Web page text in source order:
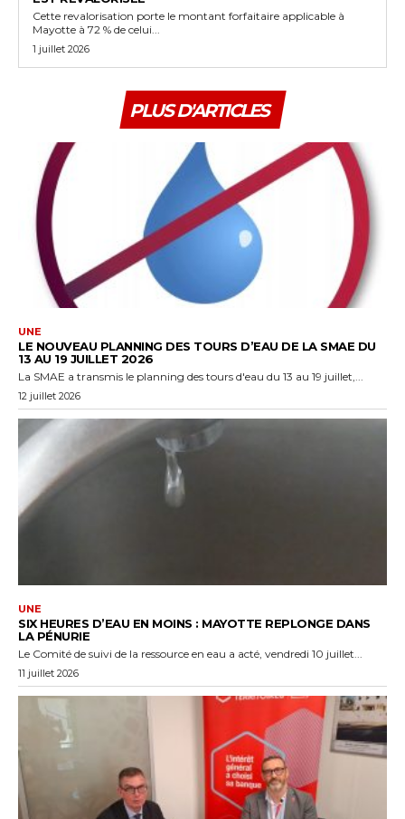
Cette revalorisation porte le montant forfaitaire applicable à
Mayotte à 72 % de celui...
1 juillet 2026
PLUS D'ARTICLES
UNE
LE NOUVEAU PLANNING DES TOURS D’EAU DE LA SMAE DU
13 AU 19 JUILLET 2026
La SMAE a transmis le planning des tours d'eau du 13 au 19 juillet,...
12 juillet 2026
UNE
SIX HEURES D’EAU EN MOINS : MAYOTTE REPLONGE DANS
LA PÉNURIE
Le Comité de suivi de la ressource en eau a acté, vendredi 10 juillet...
11 juillet 2026